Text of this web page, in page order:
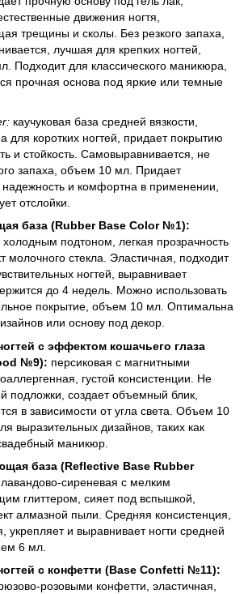
движения ногтя,
трещины и сколы. Без резкого запаха,
лучшая для крепких ногтей,
Подходит для классического маникюра,
прочная основа под яркие или темные
каучуковая база средней вязкости,
для коротких ногтей, придает покрытию
и стойкость. Самовыравнивается, не
запаха, объем 10 мл. Придает
и комфортна в применении,
отслойки.
база (Rubber Base Color №1):
подтоном, легкая прозрачность
молочного стекла. Эластичная, подходит
ногтей, выравнивает
до 4 недель. Можно использовать
покрытие, объем 10 мл. Оптимальна
или основу под декор.
с эффектом кошачьего глаза
№9): персиковая с магнитными
густой консистенции. Не
подложки, создает объемный блик,
в зависимости от угла света. Объем 10
выразительных дизайнов, таких как
маникюр.
база (Reflective Base Rubber
лавандово-сиреневая с мелким
глиттером, сияет под вспышкой,
алмазной пыли. Средняя консистенция,
укрепляет и выравнивает ногти средней
6 мл.
с конфетти (Base Confetti №11):
розовыми конфетти, эластичная,